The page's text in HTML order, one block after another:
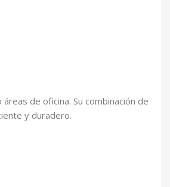
de oficina. Su combinación de
y duradero.